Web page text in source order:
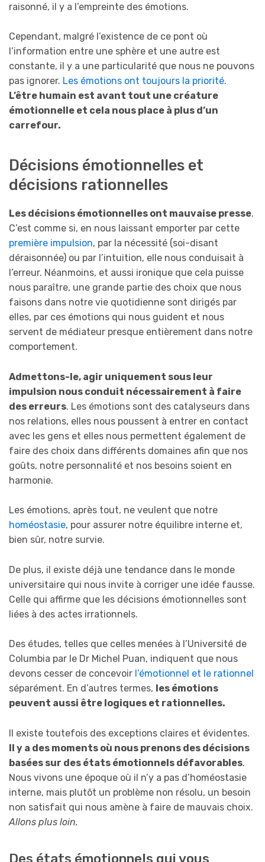
raisonné, il y a l’empreinte des émotions.
Cependant, malgré l’existence de ce pont où
l’information entre une sphère et une autre est
constante, il y a une particularité que nous ne pouvons
pas ignorer. Les émotions ont toujours la priorité.
L’être humain est avant tout une créature
émotionnelle et cela nous place à plus d’un
carrefour.
Décisions émotionnelles et
décisions rationnelles
Les décisions émotionnelles ont mauvaise presse.
C’est comme si, en nous laissant emporter par cette
première impulsion, par la nécessité (soi-disant
déraisonnée) ou par l’intuition, elle nous conduisait à
l’erreur. Néanmoins, et aussi ironique que cela puisse
nous paraître, une grande partie des choix que nous
faisons dans notre vie quotidienne sont dirigés par
elles, par ces émotions qui nous guident et nous
servent de médiateur presque entièrement dans notre
comportement.
Admettons-le, agir uniquement sous leur
impulsion nous conduit nécessairement à faire
des erreurs. Les émotions sont des catalyseurs dans
nos relations, elles nous poussent à entrer en contact
avec les gens et elles nous permettent également de
faire des choix dans différents domaines afin que nos
goûts, notre personnalité et nos besoins soient en
harmonie.
Les émotions, après tout, ne veulent que notre
homéostasie, pour assurer notre équilibre interne et,
bien sûr, notre survie.
De plus, il existe déjà une tendance dans le monde
universitaire qui nous invite à corriger une idée fausse.
Celle qui affirme que les décisions émotionnelles sont
liées à des actes irrationnels.
Des études, telles que celles menées à l’Université de
Columbia par le Dr Michel Puan, indiquent que nous
devons cesser de concevoir l’émotionnel et le rationnel
séparément. En d’autres termes, les émotions
peuvent aussi être logiques et rationnelles.
Il existe toutefois des exceptions claires et évidentes.
Il y a des moments où nous prenons des décisions
basées sur des états émotionnels défavorables.
Nous vivons une époque où il n’y a pas d’homéostasie
interne, mais plutôt un problème non résolu, un besoin
non satisfait qui nous amène à faire de mauvais choix.
Allons plus loin.